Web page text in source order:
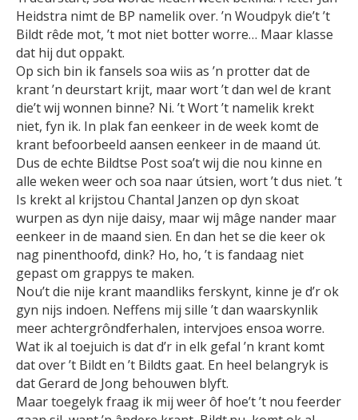
Heidstra nimt de BP namelik over. ’n Woudpyk die’t ’t
Bildt rêde mot, ’t mot niet botter worre… Maar klasse
dat hij dut oppakt.
Op sich bin ik fansels soa wiis as ’n protter dat de
krant ’n deurstart krijt, maar wort ’t dan wel de krant
die’t wij wonnen binne? Ni. ’t Wort ’t namelik krekt
niet, fyn ik. In plak fan eenkeer in de week komt de
krant befoorbeeld aansen eenkeer in de maand út.
Dus de echte Bildtse Post soa’t wij die nou kinne en
alle weken weer och soa naar útsien, wort ’t dus niet. ’t
Is krekt al krijstou Chantal Janzen op dyn skoat
wurpen as dyn nije daisy, maar wij mâge nander maar
eenkeer in de maand sien. En dan het se die keer ok
nag pinenthoofd, dink? Ho, ho, ’t is fandaag niet
gepast om grappys te maken.
Nou’t die nije krant maandliks ferskynt, kinne je d’r ok
gyn nijs indoen. Neffens mij sille ’t dan waarskynlik
meer achtergrôndferhalen, intervjoes ensoa worre.
Wat ik al toejuich is dat d’r in elk gefal ’n krant komt
dat over ’t Bildt en ’t Bildts gaat. En heel belangryk is
dat Gerard de Jong behouwen blyft.
Maar toegelyk fraag ik mij weer ôf hoe’t ’t nou feerder